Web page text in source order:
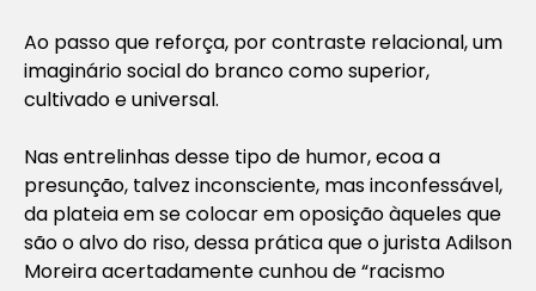
Ao passo que reforça, por contraste relacional, um
imaginário social do branco como superior,
cultivado e universal.
Nas entrelinhas desse tipo de humor, ecoa a
presunção, talvez inconsciente, mas inconfessável,
da plateia em se colocar em oposição àqueles que
são o alvo do riso, dessa prática que o jurista Adilson
Moreira acertadamente cunhou de “racismo